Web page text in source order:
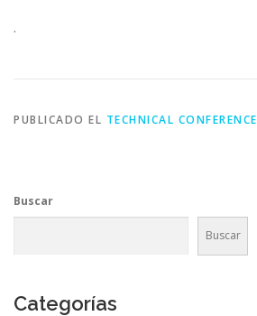
.
PUBLICADO EL TECHNICAL CONFERENCE
Buscar
Buscar
Categorías